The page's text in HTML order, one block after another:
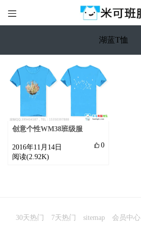

湖蓝T恤
创意个性WM38班级服
 0
2016年11月14日
阅读(2.92K)
30天热门 7天热门 sitemap 会员中心